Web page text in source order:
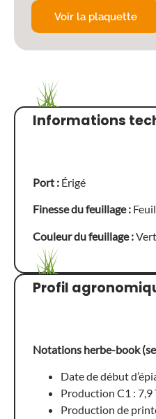
Voir la plaquette
Informations
Port : Érigé
Finesse du feuillage :
Couleur du feuillage :Vert
Profil
Notations herbe-book
Date de début
Production C1 : 7,9
Production de